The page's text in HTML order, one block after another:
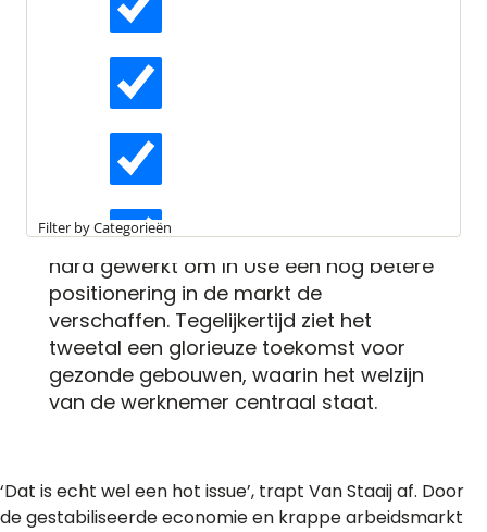
Longreads
Partnernieuws
Filter by Categorieën
gezonde werkplek
Ze zijn beiden onderdeel van de nieuwe
fundering van de
Adviesgroep: Tim Habraken (CBRE)
sloot zich twee jaar geleden aan, Claire
van Staaij (ING Corporate Real Estate)
werd in 2018 voorzitter. De afgelopen
maanden is er door de adviesgroep
hard gewerkt om In Use een nog betere
positionering in de markt de
verschaffen. Tegelijkertijd ziet het
tweetal een glorieuze toekomst voor
gezonde gebouwen, waarin het welzijn
van de werknemer centraal staat.
‘Dat is echt wel een hot issue’, trapt Van Staaij af. Door
de gestabiliseerde economie en krappe arbeidsmarkt